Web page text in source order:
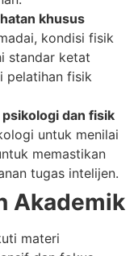
khusus
kondisi fisik
standar ketat
pelatihan fisik
dan fisik
untuk menilai
memastikan
tugas intelijen.
Akademik
materi